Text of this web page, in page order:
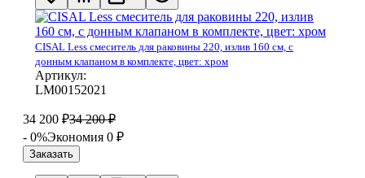
CISAL Less смеситель для раковины 220, излив 160 см, с
донным клапаном в комплекте, цвет: хром
Артикул:
LM00152021
34 200 ₽34 200 ₽
- 0%Экономия 0 ₽
Заказать